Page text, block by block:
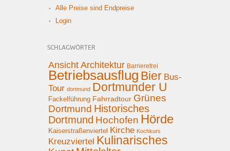
Alle Preise sind Endpreise
Login
SCHLAGWÖRTER
Ansicht Architektur Barrierefrei
Betriebsausflug Bier Bus-
Tour dortmund Dortmunder U
Fackelführung Fahrradtour Grünes
Dortmund Historisches
Dortmund Hochofen Hörde
Kaiserstraßenviertel Kirche Kochkurs
Kreuzviertel Kulinarisches